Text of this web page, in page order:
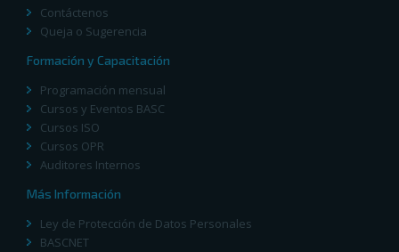
Contáctenos
Queja o Sugerencia
Formación y Capacitación
Programación mensual
Cursos y Eventos BASC
Cursos ISO
Cursos OPR
Auditores Internos
Más Información
Ley de Protección de Datos Personales
BASCNET